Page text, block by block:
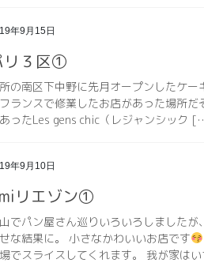
年9月15日
リ３区①
の南区下中野に先月オープンしたケ
ランスで修業したお店があった場所だ
ったLes gens chic（レジャンシック
年9月10日
リエゾン①
でパン屋さん巡りいろいろしました
な結果に。 小さなかわいいお店です
でスライスしてくれます。 我が家は